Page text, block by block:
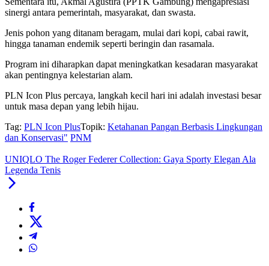
sinergi antara pemerintah, masyarakat, dan swasta.
Jenis pohon yang ditanam beragam, mulai dari kopi, cabai rawit,
hingga tanaman endemik seperti beringin dan rasamala.
Program ini diharapkan dapat meningkatkan kesadaran masyarakat
akan pentingnya kelestarian alam.
PLN Icon Plus percaya, langkah kecil hari ini adalah investasi besar
untuk masa depan yang lebih hijau.
Tag: PLN Icon PlusTopik: Ketahanan Pangan Berbasis Lingkungan
dan Konservasi" PNM
UNIQLO The Roger Federer Collection: Gaya Sporty Elegan Ala
Legenda Tenis